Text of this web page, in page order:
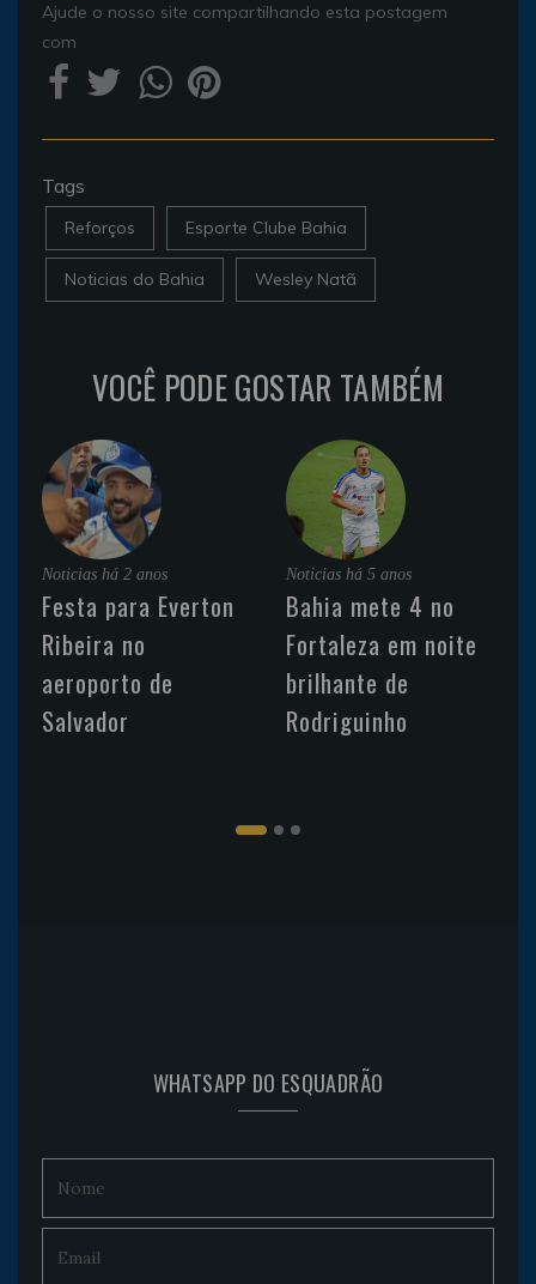
Ajude o nosso site compartilhando esta postagem
com
Tags
Reforços Esporte Clube Bahia
Noticias do Bahia Wesley Natã
VOCÊ PODE GOSTAR TAMBÉM
Noticias há 2 anos
Festa para Everton
Ribeira no
aeroporto de
Salvador
Noticias há 5 anos
Bahia mete 4 no
Fortaleza em noite
brilhante de
Rodriguinho
WHATSAPP DO ESQUADRÃO